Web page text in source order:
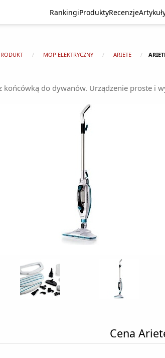
RankingiProduktyRecenzje
MOP ELEKTRYCZNY ARIETE
do dywanów. Urządzenie proste i
Cena